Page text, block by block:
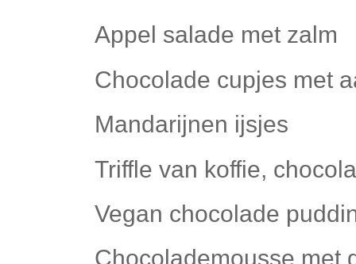
Appel salade met zalm
Chocolade cupjes met
Mandarijnen ijsjes
Triffle van koffie,
Vegan chocolade
Chocolademousse met